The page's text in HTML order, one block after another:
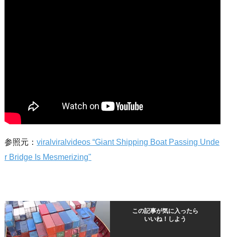
参照元： viralviralvideos “Giant Shipping Boat Passing Unde
r Bridge Is Mesmerizing"
この記事が気に入ったら
いいね！しよう